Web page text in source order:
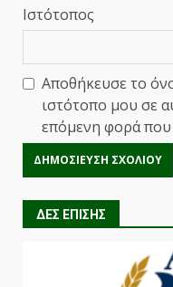
Ιστότοπος
Αποθήκευσε το
ιστότοπο μου σε
επόμενη φορά
ΔΕΣ ΕΠΙΣΗΣ